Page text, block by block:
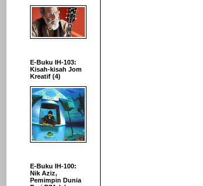
E-Buku IH-103:
Kisah-kisah Jom
Kreatif (4)
E-Buku IH-100:
Nik Aziz,
Pemimpin Dunia